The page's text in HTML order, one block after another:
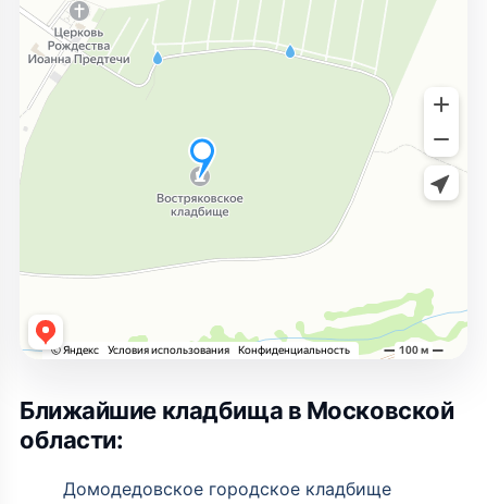
Ближайшие кладбища в Московской
области:
Домодедовское городское кладбище